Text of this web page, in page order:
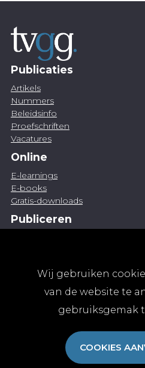
Wij gebruiken
van de website te
gebruiksgemak
COOKIES
Publicaties
Artikels
Nummers
Beleidsinfo
Proefschriften
Vacatures
Online
E-learnings
E-books
Gratis-downloads
Publiceren
Abonnementen
Algemene